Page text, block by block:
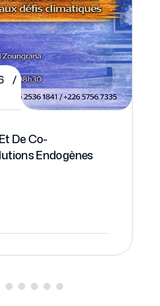
Endogènes